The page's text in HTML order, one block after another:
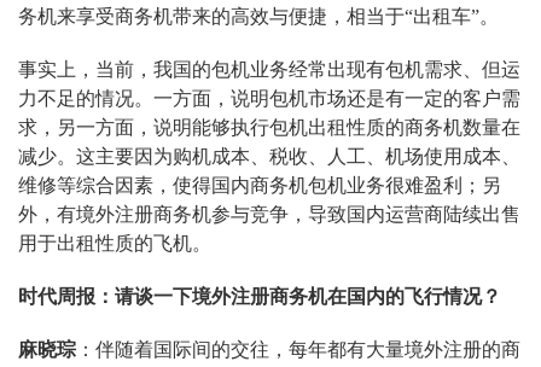
务机来享受商务机带来的高效与便捷，相当于“出租车”。
事实上，当前，我国的包机业务经常出现有包机需求、但运
力不足的情况。一方面，说明包机市场还是有一定的客户需
求，另一方面，说明能够执行包机出租性质的商务机数量在
减少。这主要因为购机成本、税收、人工、机场使用成本、
维修等综合因素，使得国内商务机包机业务很难盈利；另
外，有境外注册商务机参与竞争，导致国内运营商陆续出售
用于出租性质的飞机。
时代周报：请谈一下境外注册商务机在国内的飞行情况？
麻晓琮 ：伴随着国际间的交往，每年都有大量境外注册的商